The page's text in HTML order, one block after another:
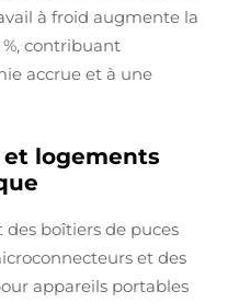
à froid augmente la
contribuant
accrue et à une
logements
boîtiers de puces
et des
appareils portables